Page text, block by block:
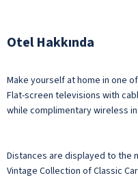
Otel Hakkında
Make yourself at home in one
Flat-screen televisions with
while complimentary wireless
Distances are displayed to the
Vintage Collection of Classic